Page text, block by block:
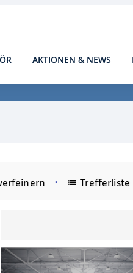
AKTIONEN & NEWS
• Trefferliste